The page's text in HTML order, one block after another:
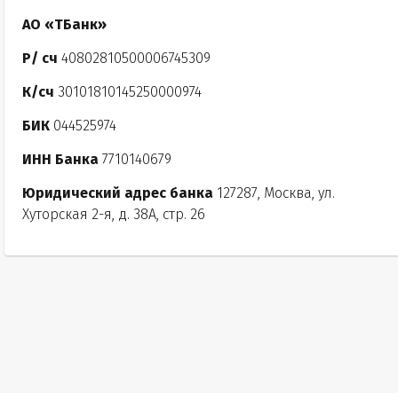
АО «ТБанк»
Р/ сч 40802810500006745309
К/сч 30101810145250000974
БИК 044525974
ИНН Банка 7710140679
Юридический адрес банка 127287, Москва, ул.
Хуторская 2-я, д. 38А, стр. 26